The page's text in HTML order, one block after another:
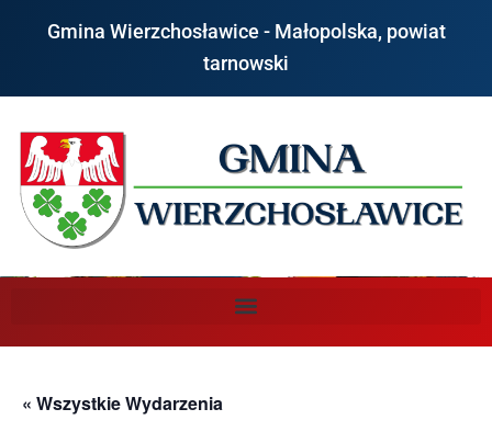
Gmina Wierzchosławice - Małopolska, powiat
tarnowski
« Wszystkie Wydarzenia